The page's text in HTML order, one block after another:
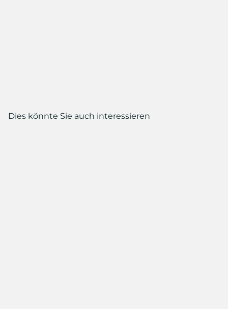
Dies könnte Sie auch interessieren